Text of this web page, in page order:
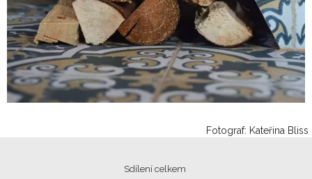
Fotograf: Kateřina Bliss
Sdílení celkem